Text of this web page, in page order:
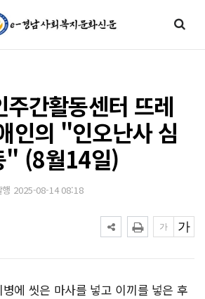
간활동센터 뜨레
인의 "인오난사 심
" (8월14일)
행 2025-08-14 08:18
에 씻은 마사를 넣고 이끼를 넣은 후